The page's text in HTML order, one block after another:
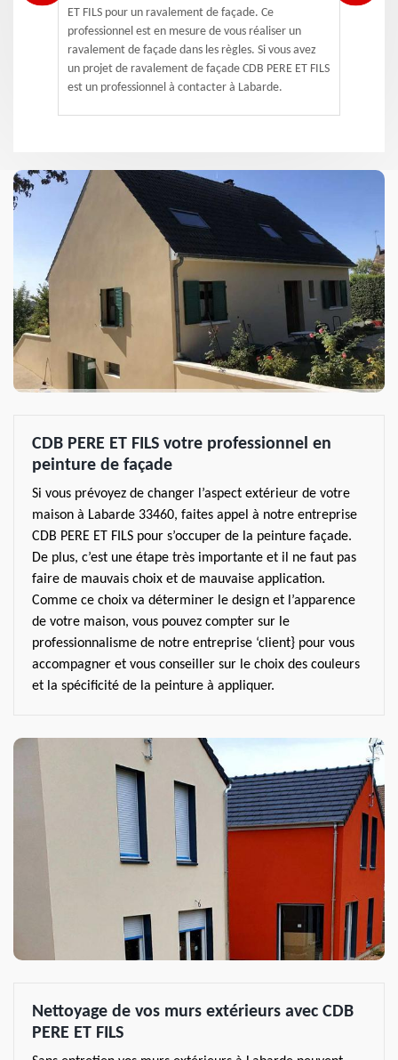
ET FILS pour un ravalement de façade. Ce
professionnel est en mesure de vous réaliser un
ravalement de façade dans les règles. Si vous avez
un projet de ravalement de façade CDB PERE ET FILS
est un professionnel à contacter à Labarde.
CDB PERE ET FILS votre professionnel en
peinture de façade
Si vous prévoyez de changer l’aspect extérieur de votre
maison à Labarde 33460, faites appel à notre entreprise
CDB PERE ET FILS pour s’occuper de la peinture façade.
De plus, c’est une étape très importante et il ne faut pas
faire de mauvais choix et de mauvaise application.
Comme ce choix va déterminer le design et l’apparence
de votre maison, vous pouvez compter sur le
professionnalisme de notre entreprise ‘client} pour vous
accompagner et vous conseiller sur le choix des couleurs
et la spécificité de la peinture à appliquer.
Nettoyage de vos murs extérieurs avec CDB
PERE ET FILS